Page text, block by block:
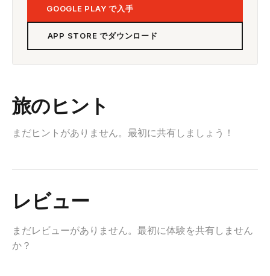
GOOGLE PLAY で入手
APP STORE でダウンロード
旅のヒント
まだヒントがありません。最初に共有しましょう！
レビュー
まだレビューがありません。最初に体験を共有しません
か？